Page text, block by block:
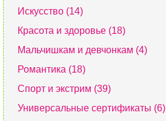
Искусство (14)
Красота и здоровье (18)
Мальчишкам и девчонкам (4)
Романтика (18)
Спорт и экстрим (39)
Универсальные сертификаты (6)